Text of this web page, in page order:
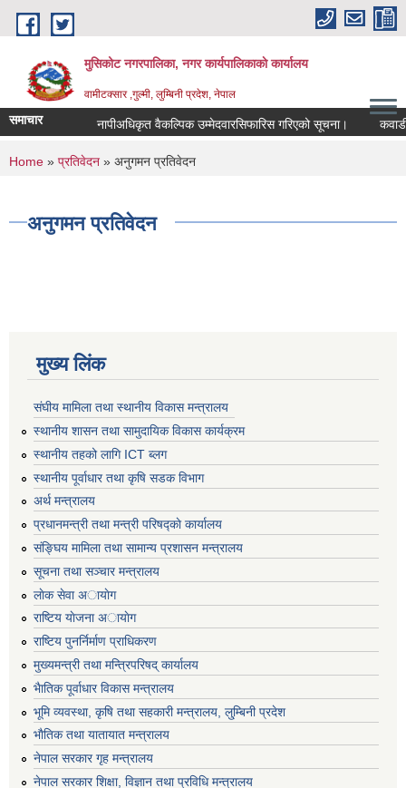
Skip to main content
मुसिकोट नगरपालिका, नगर कार्यपालिकाकाे कार्यालय
वामीटक्सार ,गुल्मी, लुम्बिनी प्रदेश, नेपाल
समाचार नापीअधिकृत वैकल्पिक उम्मेदवारसिफारिस गरिएको सूचना। कवाडी
You are here
Home » प्रतिवेदन » अनुगमन प्रतिवेदन
अनुगमन प्रतिवेदन
मुख्य लिंक
संघीय मामिला तथा स्थानीय विकास मन्त्रालय
स्थानीय शासन तथा सामुदायिक विकास कार्यक्रम
स्थानीय तहको लागि ICT ब्लग
स्थानीय पूर्वाधार तथा कृषि सडक विभाग
अर्थ मन्त्रालय
प्रधानमन्त्री तथा मन्त्री परिषद्काे कार्यालय
संङ्घिय मामिला तथा सामान्य प्रशासन मन्त्रालय
सूचना तथा सञ्चार मन्त्रालय
लाेक सेवा अायाेग
राष्टिय याेजना अायाेग
राष्टिय पुनर्निर्माण प्राधिकरण
मुख्यमन्त्री तथा मन्त्रिपरिषद् कार्यालय
भैातिक पूर्वाधार विकास मन्त्रालय
भूमि व्यवस्था, कृषि तथा सहकारी मन्त्रालय, लु्म्बिनी प्रदेश
भाैतिक तथा यातायात मन्त्रालय
नेपाल सरकार गृह मन्त्रालय
नेपाल सरकार शिक्षा, विज्ञान तथा प्रविधि मन्त्रालय